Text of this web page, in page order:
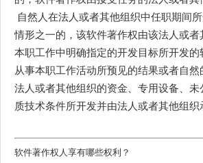
自然人在法人或者其他组织中任职期间
情形之一的，该软件著作权由该法人或
本职工作中明确指定的开发目标所开发
从事本职工作活动所预见的结果或者自
法人或者其他组织的资金、专用设备、
质技术条件所开发并由法人或者其他组
软件著作权人享有哪些权利？